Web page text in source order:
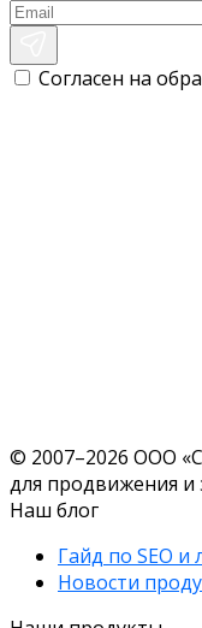
Согласен на
© 2007–2026 ООО
для продвижения и
Наш блог
Гайд по SEO и
Новости